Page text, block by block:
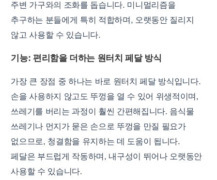
주변 가구와의 조화를 돕습니다. 미니멀리즘을
추구하는 분들에게 특히 적합하며, 오랫동안 질리지
않고 사용할 수 있습니다.
기능: 편리함을 더하는 원터치 페달 방식
가장 큰 장점 중 하나는 바로 원터치 페달 방식입니다.
손을 사용하지 않고도 뚜껑을 열 수 있어 위생적이며,
쓰레기를 버리는 과정이 훨씬 간편해집니다. 음식물
쓰레기나 먼지가 묻은 손으로 뚜껑을 만질 필요가
없으므로, 청결함을 유지하는 데 도움이 됩니다.
페달은 부드럽게 작동하며, 내구성이 뛰어나 오랫동안
사용할 수 있습니다.